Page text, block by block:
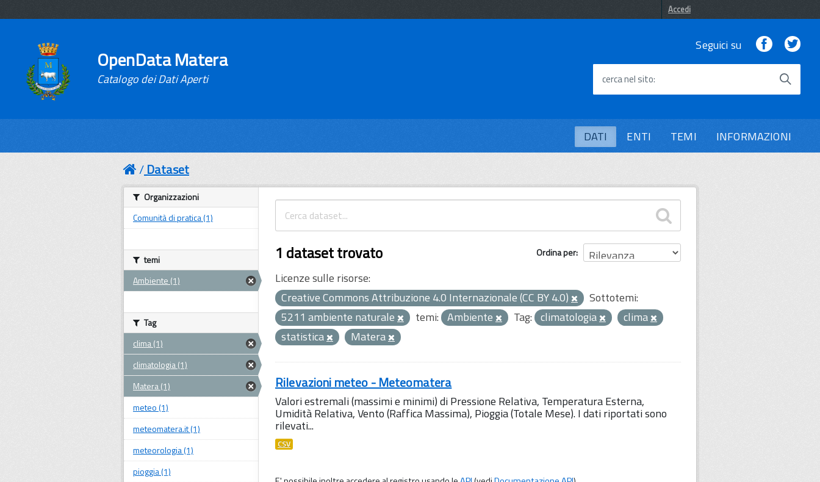
Accedi
OpenData Matera
Catalogo dei Dati Aperti
Seguici su Facebook
cerca nel sito
DATI ENTI TEMI INFORMAZIONI
Dataset
Ordina per
1 dataset trovato
Licenze sulle risorse:
Creative Commons Attribuzione 4.0 Internazionale (CC BY 4.0)
Sottotemi:
5211 ambiente naturale
temi: Ambiente Tag: climatologia
clima
statistica
Matera
Rilevazioni meteo - Meteomatera
Valori estremali (massimi e minimi) di Pressione Relativa, Temperatura Esterna,
Umidità Relativa, Vento (Raffica Massima), Pioggia (Totale Mese). I dati riportati sono
rilevati...
CSV
Organizzazioni
Comunità di pratica (1)
temi
Ambiente (1)
Tag
clima (1)
climatologia (1)
Matera (1)
meteo (1)
meteomatera.it (1)
meteorologia (1)
pioggia (1)